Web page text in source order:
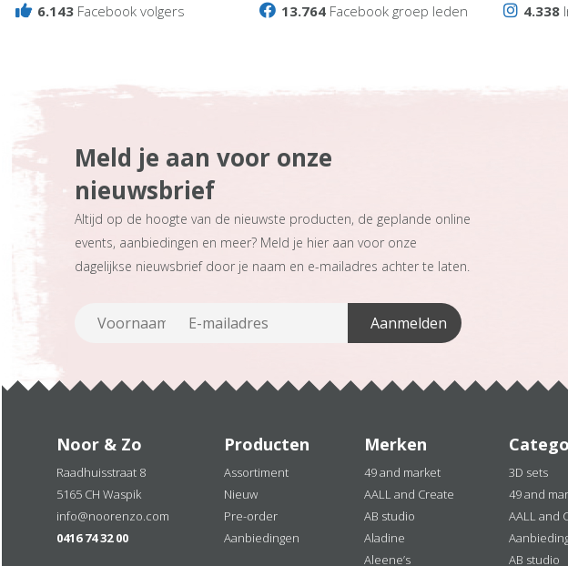
6.143 Facebook volgers 13.764 Facebook groep leden 4.338
Meld je aan voor onze
nieuwsbrief
Altijd op de hoogte van de nieuwste producten, de geplande online
events, aanbiedingen en meer? Meld je hier aan voor onze
dagelijkse nieuwsbrief door je naam en e-mailadres achter te laten.
Noor & Zo
Raadhuisstraat 8
5165 CH Waspik
info@noorenzo.com
0416 74 32 00
Producten
Assortiment
Nieuw
Pre-order
Aanbiedingen
Merken
49 and market
AALL and Create
AB studio
Aladine
Aleene’s
3D sets
49 and
AALL and
AB studio